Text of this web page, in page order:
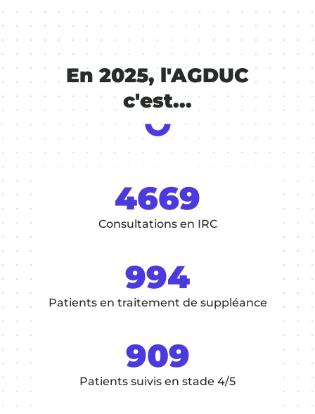
En 2025, l'AGDUC
c'est...
4669
Consultations en IRC
994
Patients en traitement de suppléance
909
Patients suivis en stade 4/5